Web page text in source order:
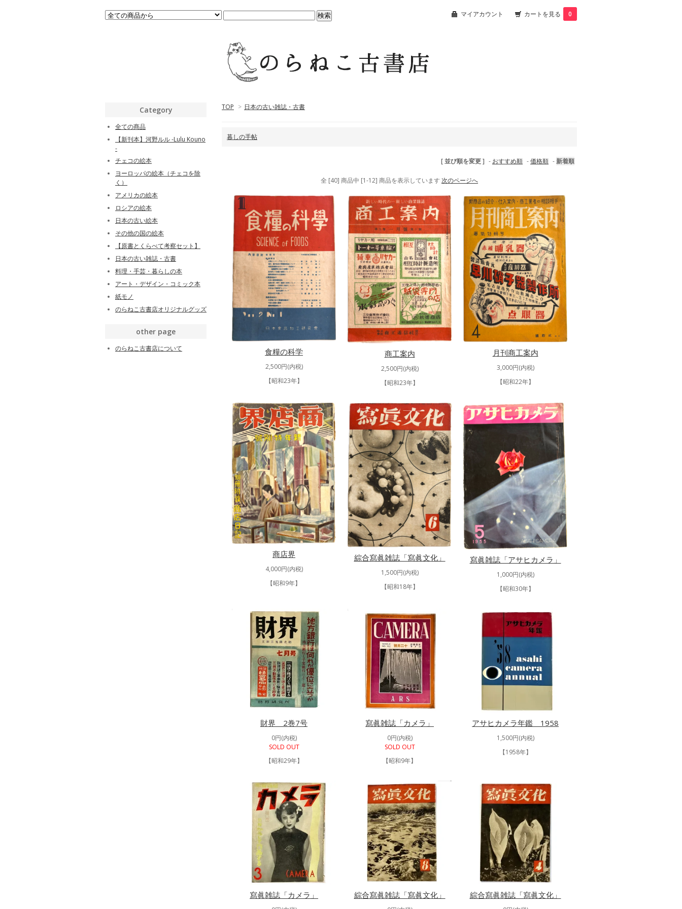
マイアカウント カートを見る 0
TOP > 日本の古い雑誌・古書
暮しの手帖
[ 並び順を変更 ] - おすすめ順 -価格順 -新着順
全 [40] 商品中 [1-12] 商品を表示しています 次のページへ
食糧の科学
2,500円(内税)
【昭和23年】
商工案内
2,500円(内税)
【昭和23年】
月刊商工案内
3,000円(内税)
【昭和22年】
商店界
4,000円(内税)
【昭和9年】
綜合寫眞雑誌「寫眞文化」
1,500円(内税)
【昭和18年】
寫眞雑誌「アサヒカメラ」
1,000円(内税)
【昭和30年】
財界 2巻7号
0円(内税)
SOLD OUT
【昭和29年】
寫眞雑誌「カメラ」
0円(内税)
SOLD OUT
【昭和9年】
アサヒカメラ年鑑 1958
1,500円(内税)
【1958年】
寫眞雑誌「カメラ」 綜合寫眞雑誌「寫眞文化」 綜合寫眞雑誌「寫眞文化」
Category
全ての商品
【新刊本】河野ルル -Lulu Kouno
-
チェコの絵本
ヨーロッパの絵本（チェコを除
く）
アメリカの絵本
ロシアの絵本
日本の古い絵本
その他の国の絵本
【原書とくらべて考察セット】
日本の古い雑誌・古書
料理・手芸・暮らしの本
アート・デザイン・コミック本
紙モノ
のらねこ古書店オリジナルグッズ
other page
のらねこ古書店について